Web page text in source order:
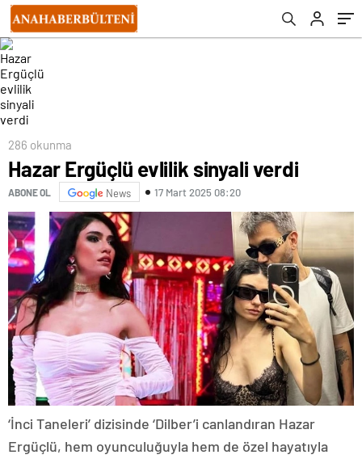
286 okunma
Hazar Ergüçlü evlilik sinyali verdi
ABONE OL News 17 Mart 2025 08:20
‘İnci Taneleri’ dizisinde ‘Dilber’i canlandıran Hazar
Ergüçlü, hem oyunculuğuyla hem de özel hayatıyla